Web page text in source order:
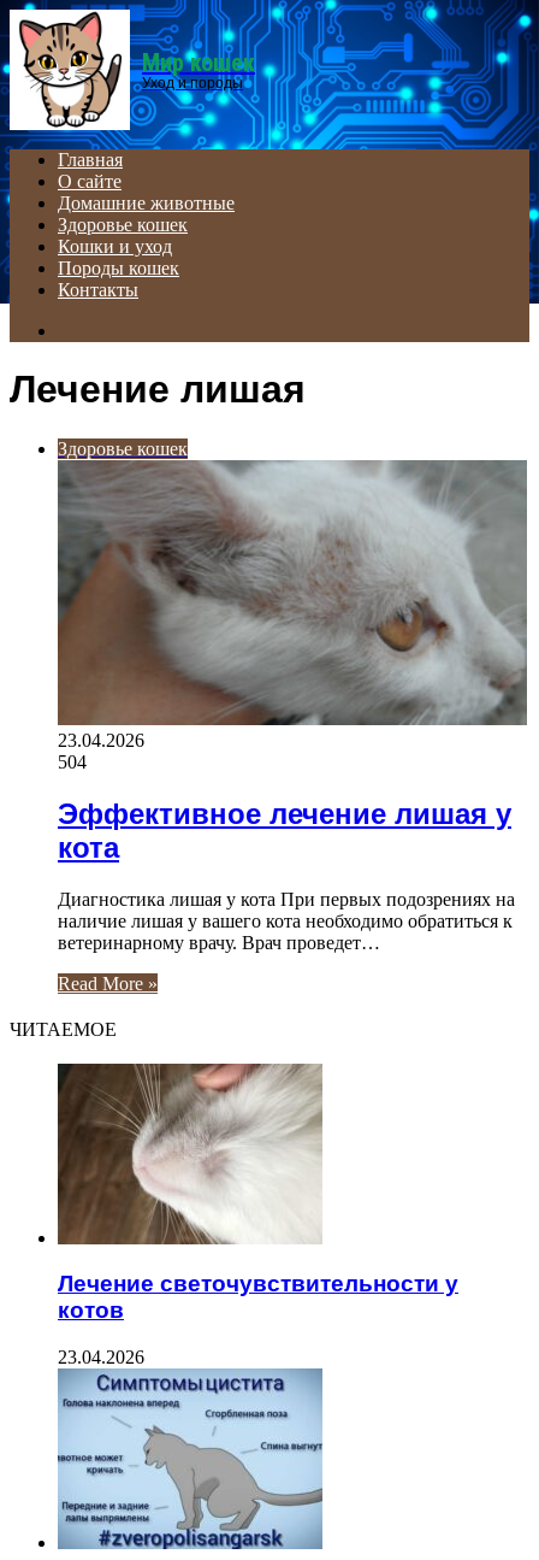
Menu
Мир кошек
Уход и породы
Главная
О сайте
Домашние животные
Здоровье кошек
Кошки и уход
Породы кошек
Контакты
Лечение лишая
Здоровье кошек
23.04.2026
504
Эффективное лечение лишая у
кота
Диагностика лишая у кота При первых подозрениях на
наличие лишая у вашего кота необходимо обратиться к
ветеринарному врачу. Врач проведет…
Read More »
ЧИТАЕМОЕ
Лечение светочувствительности у
котов
23.04.2026